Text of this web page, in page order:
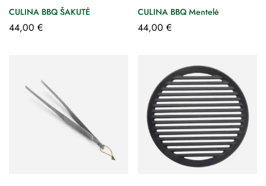
CULINA BBQ ŠAKUTĖ
44,00 €
CULINA BBQ Mentelė
44,00 €